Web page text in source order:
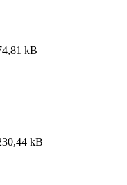
kB
kB